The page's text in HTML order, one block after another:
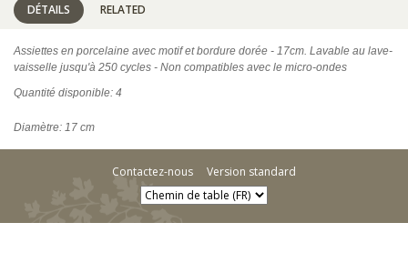
DÉTAILS RELATED
Assiettes en porcelaine avec motif et bordure dorée - 17cm. Lavable au lave-
vaisselle jusqu'à 250 cycles - Non compatibles avec le micro-ondes
Quantité disponible: 4
Diamètre: 17 cm
Contactez-nous Version standard